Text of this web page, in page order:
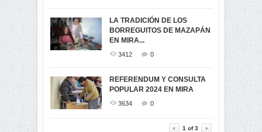
LA TRADICIÓN DE LOS
BORREGUITOS DE MAZAPÁN
EN MIRA...
3412 0
REFERENDUM Y CONSULTA
POPULAR 2024 EN MIRA
3634 0
MIRA
3439
TRIUNFO DE...
VIRTUALES ASAMBLEISTAS
POR LA PROVINCIA DEL
CARCHI...
MIRA.EC FUE
GALARDONADA
1 of3